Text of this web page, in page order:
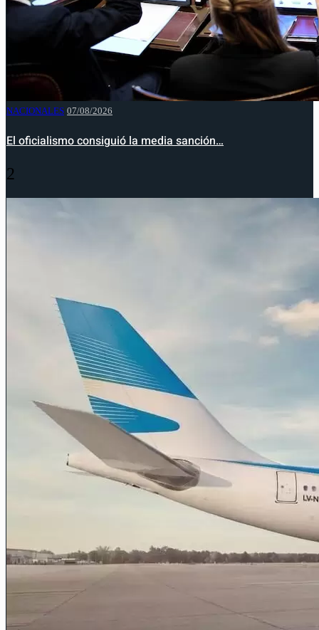
NACIONALES 07/08/2026
El oficialismo consiguió la media sanción…
2